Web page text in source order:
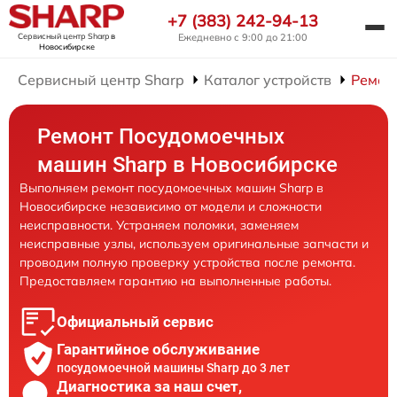
Сервисный центр Sharpв
Новосибирске
+7 (383) 242-94-13
Ежедневно с 9:00 до 21:00
Сервисный центр Sharp Каталог устройств
Ремонт Посудомоечных
машин Sharp в Новосибирске
Выполняем ремонт посудомоечных машин Sharp в
Новосибирске независимо от модели и сложности
неисправности. Устраняем поломки, заменяем
неисправные узлы, используем оригинальные запчасти и
проводим полную проверку устройства после ремонта.
Предоставляем гарантию на выполненные работы.
Официальный сервис
Гарантийное обслуживание
посудомоечной машины Sharp до 3 лет
Диагностика за наш счет,